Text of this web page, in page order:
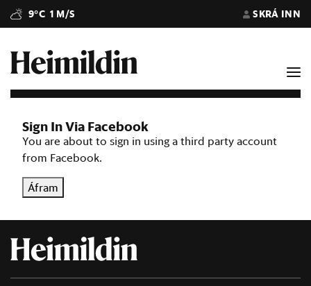
9°C 1 M/S SKRÁ INN
Sign In Via Facebook
You are about to sign in using a third party account
from Facebook.
Áfram